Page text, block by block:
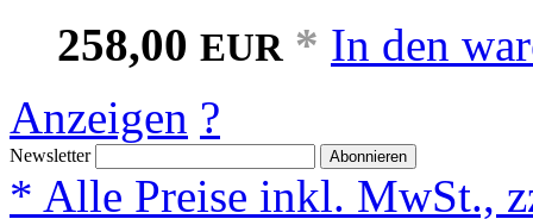
258,00 EUR * In den
Anzeigen ?
Newsletter Abonnieren
* Alle Preise inkl. MwSt.,